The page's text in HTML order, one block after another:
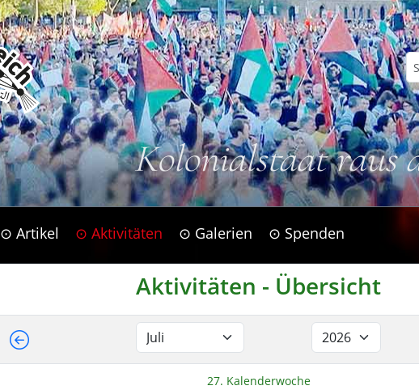
Kolonialstaat raus
⊙ Artikel ⊙ Aktivitäten ⊙ Galerien ⊙ Spenden
Aktivitäten - Übersicht
27. Kalenderwoche